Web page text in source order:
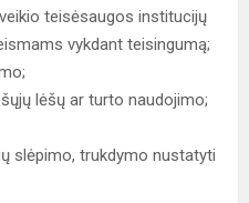
teisėsaugos institucijų
vykdant teisingumą;
lėšų ar turto naudojimo;
slėpimo, trukdymo nustatyti